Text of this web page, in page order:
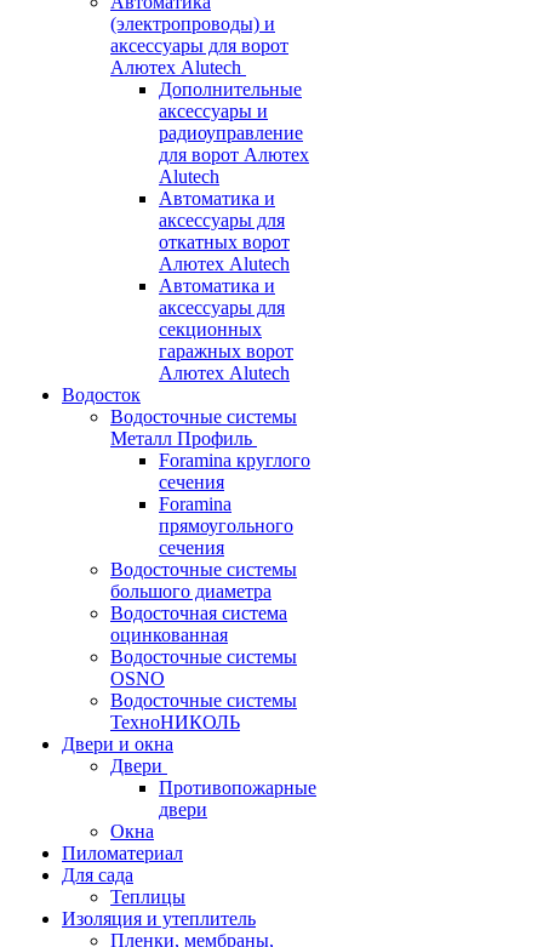
(электропроводы) и
аксессуары для ворот
Алютех Alutech
Дополнительные
аксессуары и
радиоуправление
для ворот Алютех
Alutech
Автоматика и
аксессуары для
откатных ворот
Алютех Alutech
Автоматика и
аксессуары для
секционных
гаражных ворот
Алютех Alutech
Водосток
Водосточные системы
Металл Профиль
Foramina круглого
сечения
Foramina
прямоугольного
сечения
Водосточные системы
большого диаметра
Водосточная система
оцинкованная
Водосточные системы
OSNO
Водосточные системы
ТехноНИКОЛЬ
Двери и окна
Двери
Противопожарные
двери
Окна
Пиломатериал
Для сада
Теплицы
Изоляция и утеплитель
Пленки, мембраны,